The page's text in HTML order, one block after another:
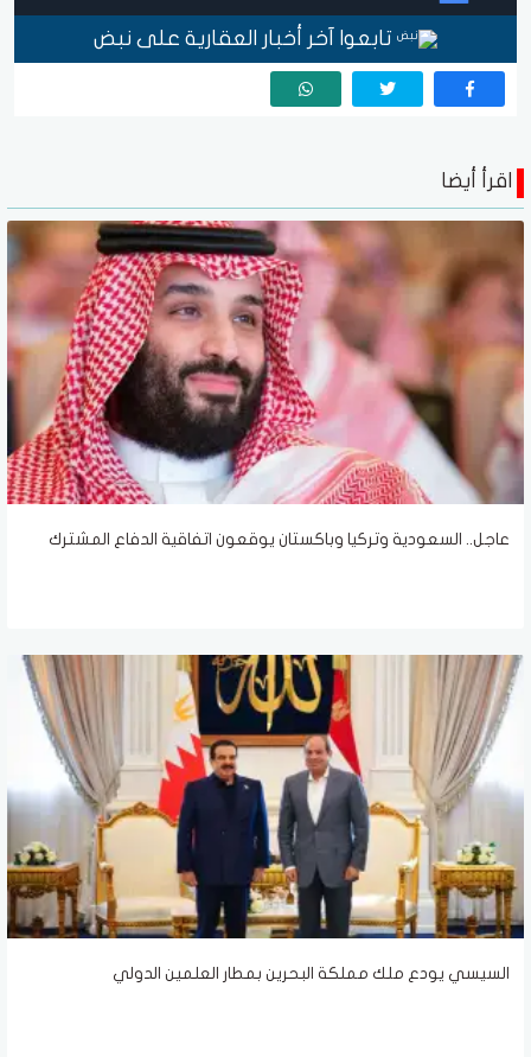
تابعوا آخر أخبار العقارية على نبض
اقرأ أيضا
عاجل.. السعودية وتركيا وباكستان يوقعون اتفاقية الدفاع المشترك
السيسي يودع ملك مملكة البحرين بمطار العلمين الدولي